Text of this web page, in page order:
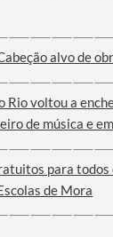
alvo de
Rio voltou a
de música e
para todos
de Mora